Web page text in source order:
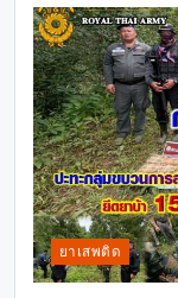
ยาเสพติด